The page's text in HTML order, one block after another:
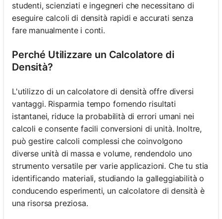
studenti, scienziati e ingegneri che necessitano di
eseguire calcoli di densità rapidi e accurati senza
fare manualmente i conti.
Perché Utilizzare un Calcolatore di
Densità?
L'utilizzo di un calcolatore di densità offre diversi
vantaggi. Risparmia tempo fornendo risultati
istantanei, riduce la probabilità di errori umani nei
calcoli e consente facili conversioni di unità. Inoltre,
può gestire calcoli complessi che coinvolgono
diverse unità di massa e volume, rendendolo uno
strumento versatile per varie applicazioni. Che tu stia
identificando materiali, studiando la galleggiabilità o
conducendo esperimenti, un calcolatore di densità è
una risorsa preziosa.